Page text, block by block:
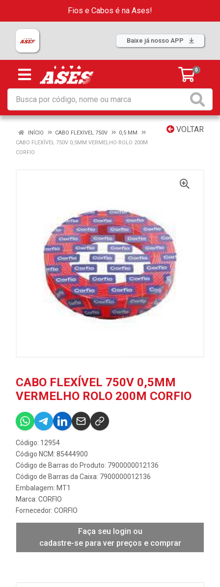
Fios e Cabos é na Ases!
Baixe já nosso APP
0
VOLTAR
INÍCIO CABO FLEXIVEL 750V
0,5 MM
CABO FLEXÍVEL 750V 0,5MM VERMELHO ROLO 200M
CORFIO
CABO FLEXÍVEL 750V 0,5MM
VERMELHO ROLO 200M CORFIO
Código: 12954
Código NCM: 85444900
Código de Barras do Produto: 7900000012136
Código de Barras da Caixa: 7900000012136
Embalagem: MT1
Marca: CORFIO
Fornecedor: CORFIO
Faça seu login ou
cadastre-se para ver preços e comprar